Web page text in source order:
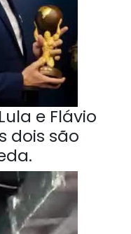
e Flávio
dois são